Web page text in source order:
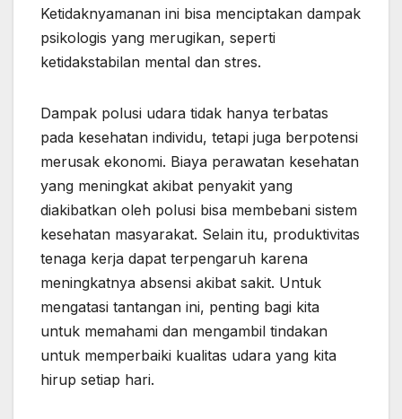
Ketidaknyamanan ini bisa menciptakan dampak
psikologis yang merugikan, seperti
ketidakstabilan mental dan stres.
Dampak polusi udara tidak hanya terbatas
pada kesehatan individu, tetapi juga berpotensi
merusak ekonomi. Biaya perawatan kesehatan
yang meningkat akibat penyakit yang
diakibatkan oleh polusi bisa membebani sistem
kesehatan masyarakat. Selain itu, produktivitas
tenaga kerja dapat terpengaruh karena
meningkatnya absensi akibat sakit. Untuk
mengatasi tantangan ini, penting bagi kita
untuk memahami dan mengambil tindakan
untuk memperbaiki kualitas udara yang kita
hirup setiap hari.